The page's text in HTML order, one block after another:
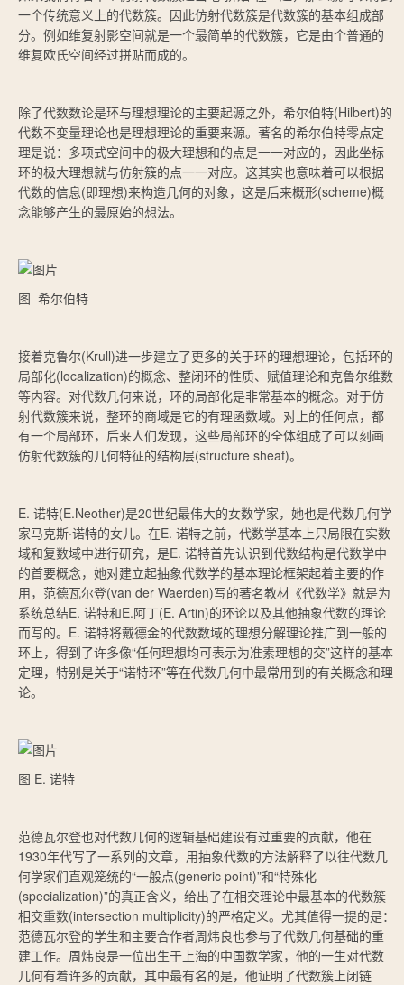
一个传统意义上的代数簇。因此仿射代数簇是代数簇的基本组成部
分。例如维复射影空间就是一个最简单的代数簇，它是由个普通的
维复欧氏空间经过拼贴而成的。
除了代数数论是环与理想理论的主要起源之外，希尔伯特(Hilbert)的
代数不变量理论也是理想理论的重要来源。著名的希尔伯特零点定
理是说：多项式空间中的极大理想和的点是一一对应的，因此坐标
环的极大理想就与仿射簇的点一一对应。这其实也意味着可以根据
代数的信息(即理想)来构造几何的对象，这是后来概形(scheme)概
念能够产生的最原始的想法。
图 希尔伯特
接着克鲁尔(Krull)进一步建立了更多的关于环的理想理论，包括环的
局部化(localization)的概念、整闭环的性质、赋值理论和克鲁尔维数
等内容。对代数几何来说，环的局部化是非常基本的概念。对于仿
射代数簇来说，整环的商域是它的有理函数域。对上的任何点，都
有一个局部环，后来人们发现，这些局部环的全体组成了可以刻画
仿射代数簇的几何特征的结构层(structure sheaf)。
E. 诺特(E.Neother)是20世纪最伟大的女数学家，她也是代数几何学
家马克斯·诺特的女儿。在E. 诺特之前，代数学基本上只局限在实数
域和复数域中进行研究，是E. 诺特首先认识到代数结构是代数学中
的首要概念，她对建立起抽象代数学的基本理论框架起着主要的作
用，范德瓦尔登(van der Waerden)写的著名教材《代数学》就是为
系统总结E. 诺特和E.阿丁(E. Artin)的环论以及其他抽象代数的理论
而写的。E. 诺特将戴德金的代数数域的理想分解理论推广到一般的
环上，得到了许多像“任何理想均可表示为准素理想的交”这样的基本
定理，特别是关于“诺特环”等在代数几何中最常用到的有关概念和理
论。
图 E. 诺特
范德瓦尔登也对代数几何的逻辑基础建设有过重要的贡献，他在
1930年代写了一系列的文章，用抽象代数的方法解释了以往代数几
何学家们直观笼统的“一般点(generic point)”和“特殊化
(specialization)”的真正含义，给出了在相交理论中最基本的代数簇
相交重数(intersection multiplicity)的严格定义。尤其值得一提的是：
范德瓦尔登的学生和主要合作者周炜良也参与了代数几何基础的重
建工作。周炜良是一位出生于上海的中国数学家，他的一生对代数
几何有着许多的贡献，其中最有名的是，他证明了代数簇上闭链